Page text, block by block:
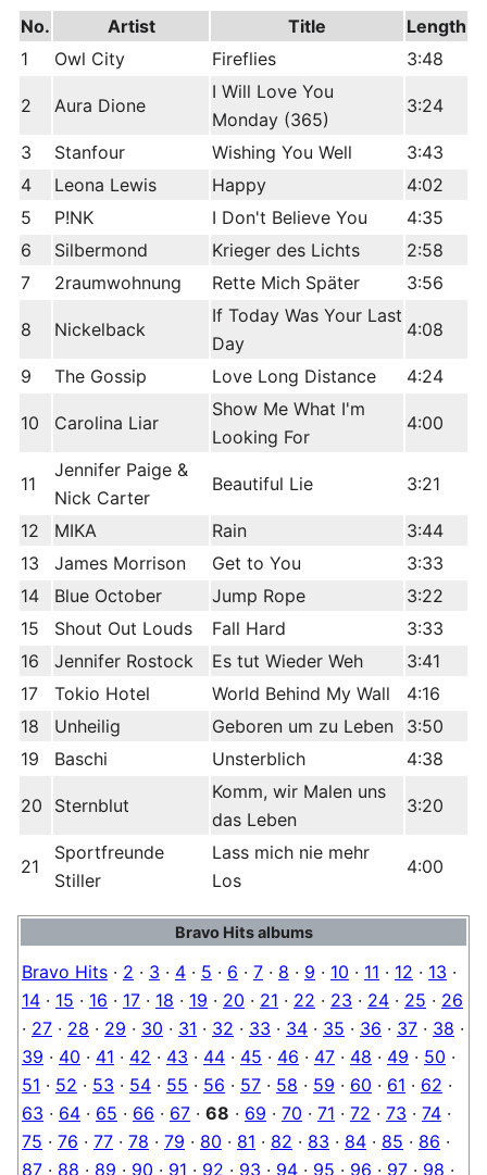
No. Artist Title
Length
1
Owl City Fireflies 3:48
2 Aura Dione
I Will Love You
Monday (365)
3:24
3 Stanfour Wishing You Well
3:43
4
Leona Lewis Happy
4:02
5
P!NK I Don't Believe You
4:35
6
Silbermond Krieger des Lichts
2:58
7
2raumwohnung Rette Mich Später 3:56
8 Nickelback
If Today Was Your Last
Day
4:08
9 The Gossip Love Long Distance 4:24
10 Carolina Liar
Show Me What I'm
Looking For
4:00
11
Jennifer Paige &
Nick Carter
Beautiful Lie 3:21
12 MIKA Rain
3:44
13
James Morrison Get to You
3:33
14
Blue October Jump Rope
3:22
15
Shout Out Louds Fall Hard
3:33
16
Jennifer Rostock Es tut Wieder Weh
3:41
17
Tokio Hotel World Behind My Wall
4:16
18
Unheilig Geboren um zu Leben
3:50
19
Baschi Unsterblich 4:38
20 Sternblut
Komm, wir Malen uns
das Leben
3:20
21
Sportfreunde
Stiller
Lass mich nie mehr
Los
4:00
Bravo Hits albums
Bravo Hits · 2 · 3 · 4 · 5 · 6 · 7 · 8 · 9 · 10 · 11 · 12 · 13 ·
14 · 15 · 16 · 17 · 18 · 19 · 20 · 21 · 22 · 23 · 24 · 25 · 26
· 27 · 28 · 29 · 30 · 31 · 32 · 33 · 34 · 35 · 36 · 37 · 38 ·
39 · 40 · 41 · 42 · 43 · 44 · 45 · 46 · 47 · 48 · 49 · 50 ·
51 · 52 · 53 · 54 · 55 · 56 · 57 · 58 · 59 · 60 · 61 · 62 ·
63 · 64 · 65 · 66 · 67 · 68 · 69 · 70 · 71 · 72 · 73 · 74 ·
75 · 76 · 77 · 78 · 79 · 80 · 81 · 82 · 83 · 84 · 85 · 86 ·
87 · 88 · 89 · 90 · 91 · 92 · 93 · 94 · 95 · 96 · 97 · 98 ·